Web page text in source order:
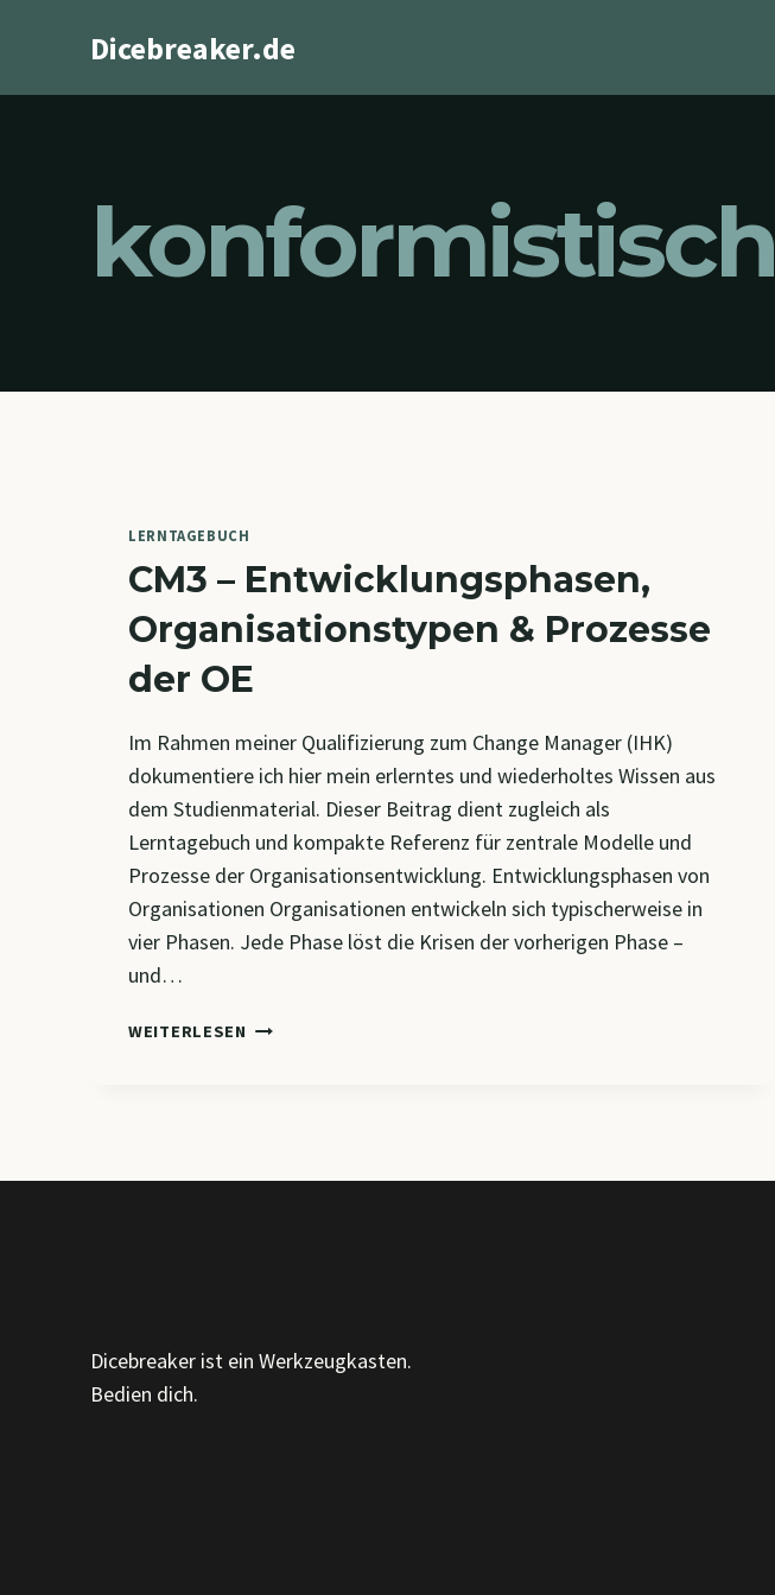
Dicebreaker.de
konformistisch
LERNTAGEBUCH
CM3 – Entwicklungsphasen,
Organisationstypen & Prozesse
der OE
Im Rahmen meiner Qualifizierung zum Change Manager (IHK)
dokumentiere ich hier mein erlerntes und wiederholtes Wissen aus
dem Studienmaterial. Dieser Beitrag dient zugleich als
Lerntagebuch und kompakte Referenz für zentrale Modelle und
Prozesse der Organisationsentwicklung. Entwicklungsphasen von
Organisationen Organisationen entwickeln sich typischerweise in
vier Phasen. Jede Phase löst die Krisen der vorherigen Phase –
und…
WEITERLESEN CM3
Dicebreaker ist ein Werkzeugkasten.
Bedien dich.